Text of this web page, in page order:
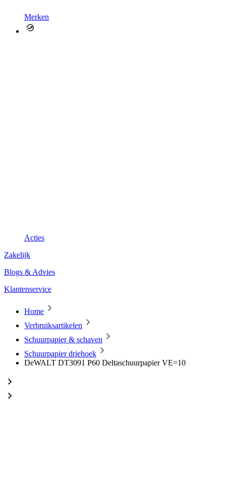
Merken
Acties
Zakelijk
Blogs & Advies
Klantenservice
Home
Verbruiksartikelen
Schuurpapier & schaven
Schuurpapier driehoek
DeWALT DT3091 P60 Deltaschuurpapier VE=10